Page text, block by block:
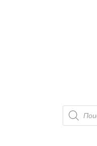
Поиск
товаров